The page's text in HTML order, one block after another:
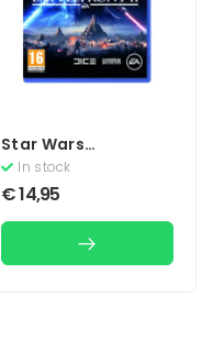
Star Wars
Battlefront II
In stock
€14,95